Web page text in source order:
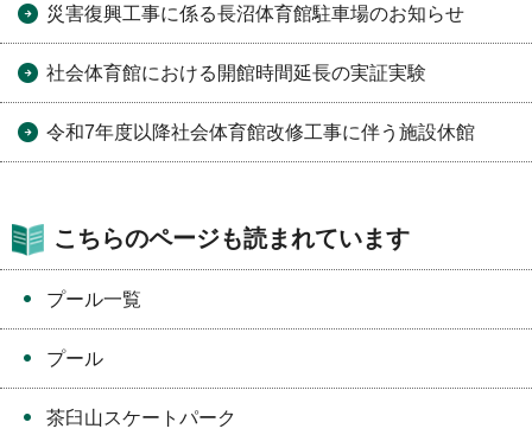
災害復興工事に係る長沼体育館駐車場のお知らせ
社会体育館における開館時間延長の実証実験
令和7年度以降社会体育館改修工事に伴う施設休館
こちらのページも読まれています
プール一覧
プール
茶臼山スケートパーク